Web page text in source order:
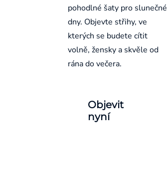
pohodlné šaty pro slunečné
dny. Objevte střihy, ve
kterých se budete cítit
volně, žensky a skvěle od
rána do večera.
Objevit
nyní